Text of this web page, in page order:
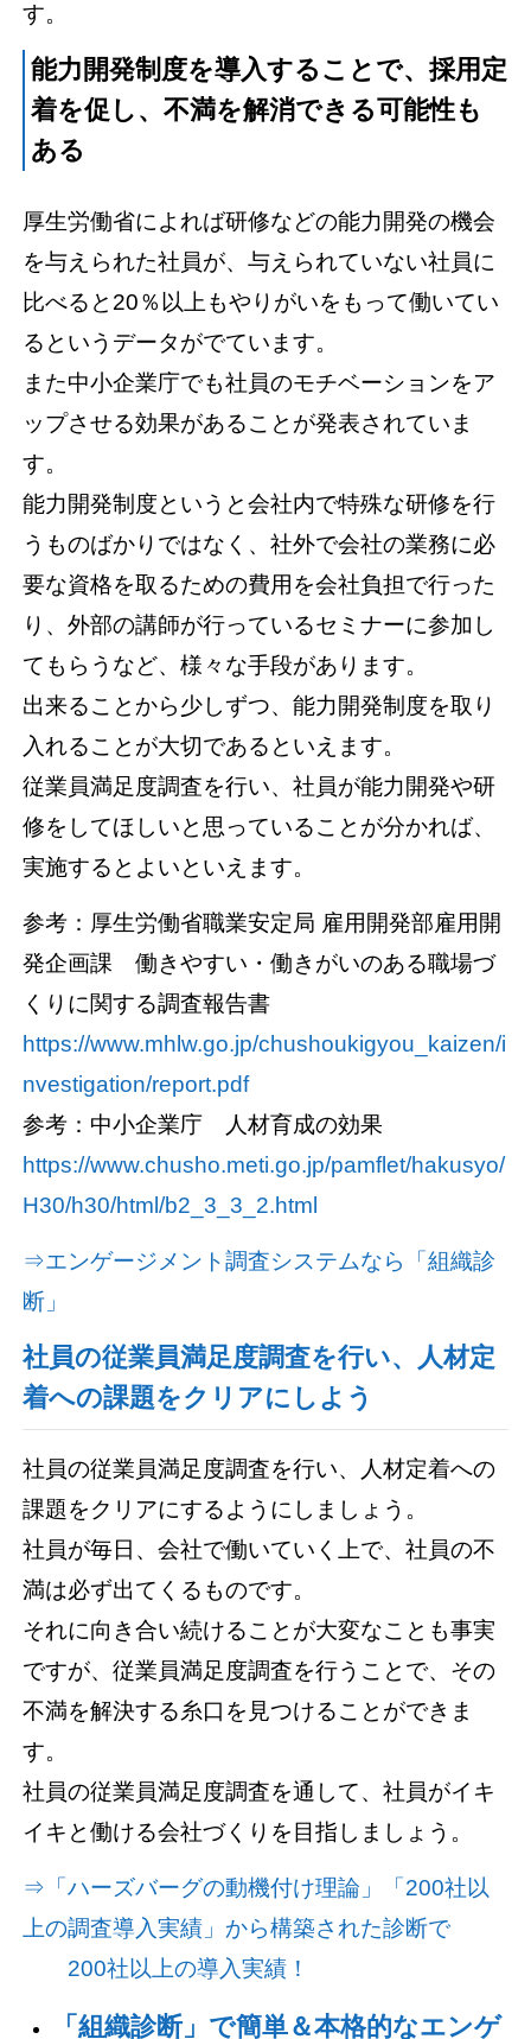
す。
能力開発制度を導入することで、採用定
着を促し、不満を解消できる可能性も
ある
厚生労働省によれば研修などの能力開発の機会
を与えられた社員が、与えられていない社員に
比べると20％以上もやりがいをもって働いてい
るというデータがでています。
また中小企業庁でも社員のモチベーションをア
ップさせる効果があることが発表されていま
す。
能力開発制度というと会社内で特殊な研修を行
うものばかりではなく、社外で会社の業務に必
要な資格を取るための費用を会社負担で行った
り、外部の講師が行っているセミナーに参加し
てもらうなど、様々な手段があります。
出来ることから少しずつ、能力開発制度を取り
入れることが大切であるといえます。
従業員満足度調査を行い、社員が能力開発や研
修をしてほしいと思っていることが分かれば、
実施するとよいといえます。
参考：厚生労働省職業安定局 雇用開発部雇用開
発企画課 働きやすい・働きがいのある職場づ
くりに関する調査報告書
https://www.mhlw.go.jp/chushoukigyou_kaizen/i
nvestigation/report.pdf
参考：中小企業庁 人材育成の効果
https://www.chusho.meti.go.jp/pamflet/hakusyo/
H30/h30/html/b2_3_3_2.html
⇒エンゲージメント調査システムなら「組織診
断」
社員の従業員満足度調査を行い、人材定
着への課題をクリアにしよう
社員の従業員満足度調査を行い、人材定着への
課題をクリアにするようにしましょう。
社員が毎日、会社で働いていく上で、社員の不
満は必ず出てくるものです。
それに向き合い続けることが大変なことも事実
ですが、従業員満足度調査を行うことで、その
不満を解決する糸口を見つけることができま
す。
社員の従業員満足度調査を通して、社員がイキ
イキと働ける会社づくりを目指しましょう。
⇒「ハーズバーグの動機付け理論」「200社以
上の調査導入実績」から構築された診断で
200社以上の導入実績！
「組織診断」で簡単＆本格的なエンゲ